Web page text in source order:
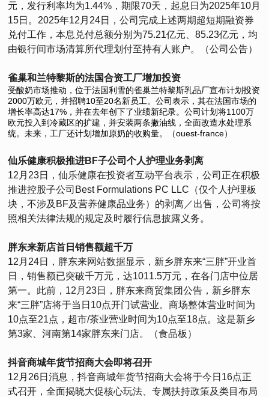
元，发行利率均为1.44%，期限70天，起息日为2025年10月
15日。2025年12月24日，公司完成上述两期超短期融资券
兑付工作，本息兑付总额分别为75.21亿元、85.23亿元，均
由银行间市场清算所代理划付至持有人账户。（公司公告）
雀巢和兰特黎斯的法国合资工厂增加投资
受酸奶市场推动，位于法国利雪的雀巢兰特黎斯乳品厂宣布计划投资
2000万欧元，并招聘10至20名新员工。公司表示，其在法国市场的
增长率高达17%，并在去年创下了业绩新纪录。公司计划将1100万
欧元投入到冷藏区的扩建，并安装两条撇油线，全面改造水处理系
统。未来，工厂还计划增加原奶的收购量。（ouest-france）
仙乐健康积极推进BF子公司个人护理业务剥离
12月23日，仙乐健康在投资者互动平台表示，公司正在积极
推进控股子公司Best Formulations PC LLC（仅个人护理板
块，不涉及BF及营养健康品业务）的剥离／出售，公司将按
照相关法律法规的规定及时履行信息披露义务。
胖东来新店首日销售额超千万
12月24日，胖东来网站数据显示，新乡胖东来“三胖”开业首
日，销售额已突破千万元，达1011.5万元，在各门店中位居
第一。此前，12月23日，胖东来商贸集团公告，新乡胖东
来“三胖”店将于当日10点开门试营业。商场整体营业时间为
10点至21点，超市/茶业营业时间为10点至18点。这是新乡
第3家、河南第14家胖东来门店。（食品板）
抖音商城年货节招商大会即将召开
12月26日消息，抖音商城年货节招商大会将于今日16点正
式召开，全面揭晓大促核心玩法、专属扶持政策及类目布局